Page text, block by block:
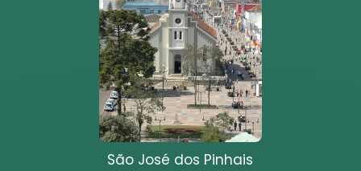
São José dos Pinhais